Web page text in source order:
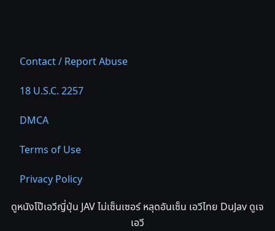
Contact / Report Abuse
18 U.S.C. 2257
DMCA
Terms of Use
Privacy Policy
ดูหนังโป๊เอวีญี่ปุ่น JAV ไม่เซ็นเซอร์ หลุดอันเซ็น เอวีไทย DuJav ดูเจ
เอวี